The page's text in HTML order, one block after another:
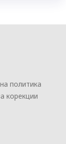
политика
корекции